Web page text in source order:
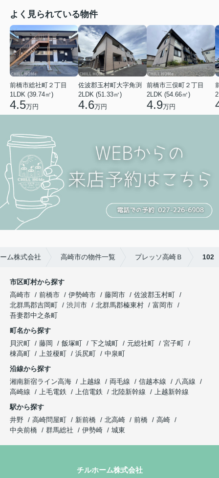
よく見られている物件
前橋市総社町２丁目
1LDK (39.74㎡)
4.5万円
佐波郡玉村町大字角渕
2LDK (51.33㎡)
4.6万円
前橋市三俣町２丁目
2LDK (54.66㎡)
4.9万円
ム株式会社 高崎市の物件一覧 プレッソ高崎Ｂ 102
市区町村から探す
高崎市
前橋市 伊勢崎市 藤岡市
佐波郡玉村町
北群馬郡吉岡町
渋川市 北群馬郡榛東村
富岡市
吾妻郡中之条町
町名から探す
貝沢町
藤岡 飯塚町 下之城町 元総社町
宮子町
棟高町
上並榎町 浜尻町
中泉町
沿線から探す
湘南新宿ライン高海
上越線 両毛線 信越本線
八高線
高崎線
上毛電鉄 上信電鉄 北陸新幹線
上越新幹線
駅から探す
井野
高崎問屋町 新前橋 北高崎 前橋
高崎
中央前橋
群馬総社 伊勢崎 城東
チルホーム株式会社